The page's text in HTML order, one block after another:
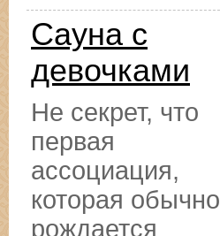
Сауна с
девочками
Не секрет, что
первая
ассоциация,
которая обычно
рождается